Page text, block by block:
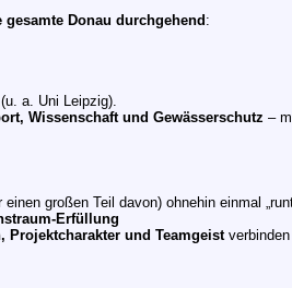
gesamte Donau durchgehend :
a. Uni Leipzig).
Wissenschaft und Gewässerschutz –
großen Teil davon) ohnehin einmal
Erfüllung
Projektcharakter und Teamgeistverbinden